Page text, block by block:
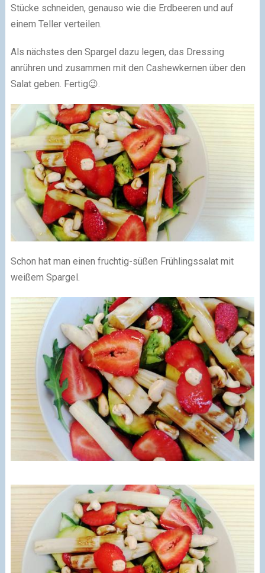
Stücke schneiden, genauso wie die Erdbeeren und auf
einem Teller verteilen.
Als nächstes den Spargel dazu legen, das Dressing
anrühren und zusammen mit den Cashewkernen über den
Salat geben. Fertig😉.
Schon hat man einen fruchtig-süßen Frühlingssalat mit
weißem Spargel.